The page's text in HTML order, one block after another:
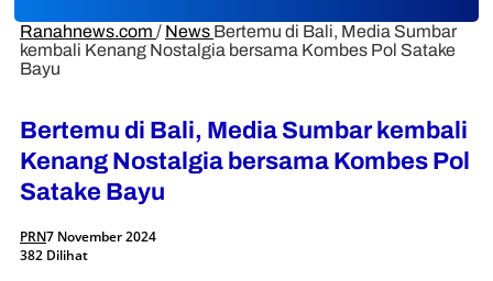
Ranahnews.com / News Bertemu di Bali, Media Sumbar
kembali Kenang Nostalgia bersama Kombes Pol Satake
Bayu
Bertemu di Bali, Media Sumbar kembali
Kenang Nostalgia bersama Kombes Pol
Satake Bayu
PRN7 November 2024
382 Dilihat